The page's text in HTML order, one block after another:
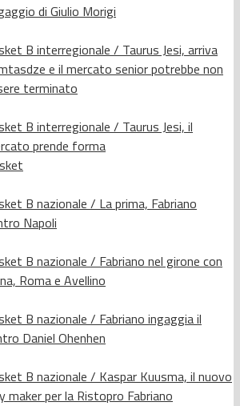
di Giulio Morigi
B interregionale / Taurus Jesi, arriva
e il mercato senior potrebbe non
terminato
B interregionale / Taurus Jesi, il
prende forma
B nazionale / La prima, Fabriano
Napoli
B nazionale / Fabriano nel girone con
Roma e Avellino
B nazionale / Fabriano ingaggia il
Daniel Ohenhen
B nazionale / Kaspar Kuusma, il nuovo
maker per la Ristopro Fabriano